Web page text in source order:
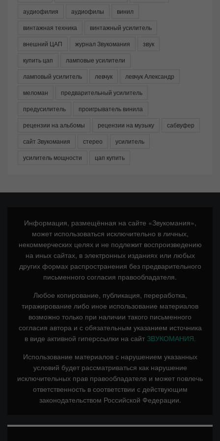
аудиофилия
аудиофилы
винил
винтажная техника
винтажный усилитель
внешний ЦАП
журнал Звукомания
звук
купить цап
ламповые усилители
ламповый усилитель
левчук
левчук Александр
меломан
предварительный усилитель
предусилитель
проигрыватель винила
рецензии на альбомы
рецензии на музыку
сабвуфер
сайт Звукомания
стерео
усилитель
усилитель мощности
цап купить
Информация, размещённая на сайте «Звукомания»,
может использоваться исключительно в личных,
некоммерческих целях и не подлежит воспроизведению
на иных сайтах, в электронных изданиях или любых
других формах распространения без предварительного
письменного согласия правообладателя.
Любое копирование, публикация, переработка,
тиражирование либо иное использование материалов
возможно только при наличии такого письменного
согласия автора и с обязательным указанием источника
в виде активной гиперссылки на сайт ЗВУКОМАНИЯ.
Использование материалов с нарушением указанных
условий будет рассматриваться как нарушение
исключительных прав правообладателя и может повлечь
ответственность в соответствии с действующим
законодательством Российской Федерации.